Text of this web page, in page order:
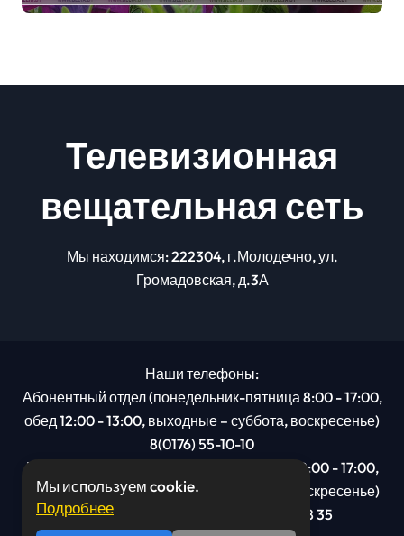
Телевизионная
вещательная сеть
Мы находимся: 222304, г.Молодечно, ул.
Громадовская, д.3А
Наши телефоны:
Абонентный отдел (понедельник-пятница 8:00 - 17:00,
обед 12:00 - 13:00, выходные – суббота, воскресенье)
8(0176) 55-10-10
Рекламный отдел (понедельник-пятница 8:00 - 17:00,
обед 12:00 - 13:00, выходные – суббота, воскресенье)
8(0176): 54 95 80, МТС +375 29 201 78 35
Мы используем cookie.
Подробнее